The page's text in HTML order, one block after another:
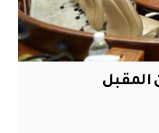
المقبل